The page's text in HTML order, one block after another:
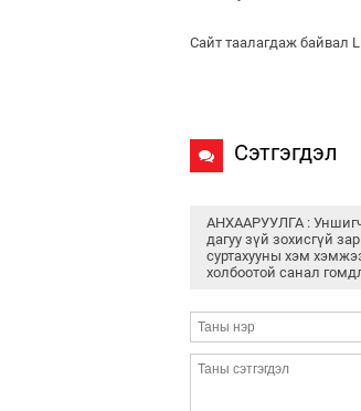
Сайт таалагдаж байвал
Сэтгэгдэл
АНХААРУУЛГА :
дагуу зүй зохисгүй
суртахууны хэм
холбоотой санал